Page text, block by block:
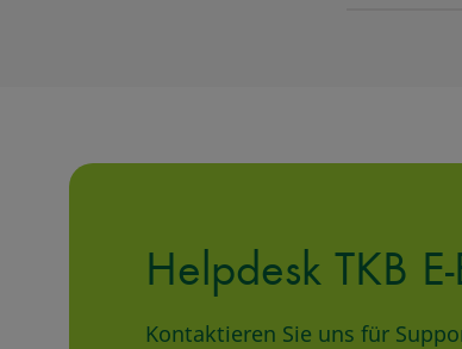
Helpdesk TKB
Kontaktieren Sie uns für